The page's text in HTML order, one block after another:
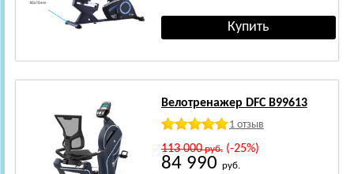
Велотренажер DFC B99613
1 отзыв
113 000руб.(-25%)
84 990 руб.